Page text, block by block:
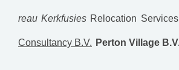
reau Kerkfusies Relocation
Consultancy B.V. Perton Village